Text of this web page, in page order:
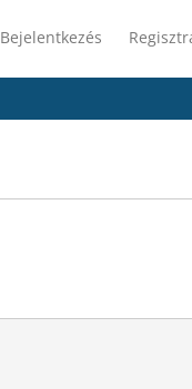
Bejelentkezés